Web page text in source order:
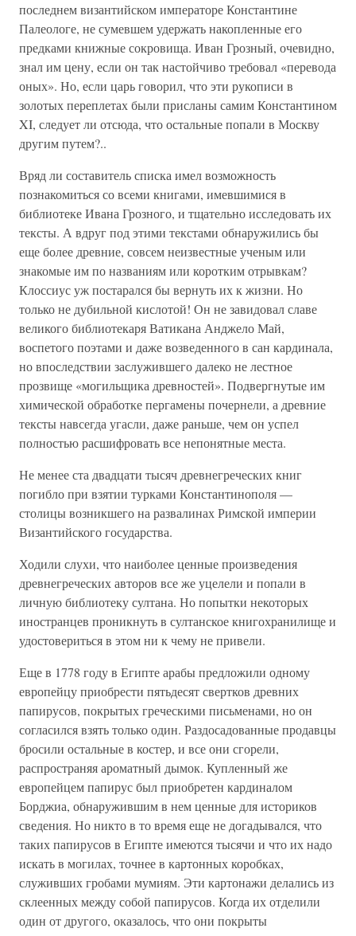
последнем византийском императоре Константине
Палеологе, не сумевшем удержать накопленные его
предками книжные сокровища. Иван Грозный, очевидно,
знал им цену, если он так настойчиво требовал «перевода
оных». Но, если царь говорил, что эти рукописи в
золотых переплетах были присланы самим Константином
XI, следует ли отсюда, что остальные попали в Москву
другим путем?..
Вряд ли составитель списка имел возможность
познакомиться со всеми книгами, имевшимися в
библиотеке Ивана Грозного, и тщательно исследовать их
тексты. А вдруг под этими текстами обнаружились бы
еще более древние, совсем неизвестные ученым или
знакомые им по названиям или коротким отрывкам?
Клоссиус уж постарался бы вернуть их к жизни. Но
только не дубильной кислотой! Он не завидовал славе
великого библиотекаря Ватикана Анджело Май,
воспетого поэтами и даже возведенного в сан кардинала,
но впоследствии заслужившего далеко не лестное
прозвище «могильщика древностей». Подвергнутые им
химической обработке пергамены почернели, а древние
тексты навсегда угасли, даже раньше, чем он успел
полностью расшифровать все непонятные места.
Не менее ста двадцати тысяч древнегреческих книг
погибло при взятии турками Константинополя —
столицы возникшего на развалинах Римской империи
Византийского государства.
Ходили слухи, что наиболее ценные произведения
древнегреческих авторов все же уцелели и попали в
личную библиотеку султана. Но попытки некоторых
иностранцев проникнуть в султанское книгохранилище и
удостовериться в этом ни к чему не привели.
Еще в 1778 году в Египте арабы предложили одному
европейцу приобрести пятьдесят свертков древних
папирусов, покрытых греческими письменами, но он
согласился взять только один. Раздосадованные продавцы
бросили остальные в костер, и все они сгорели,
распространяя ароматный дымок. Купленный же
европейцем папирус был приобретен кардиналом
Борджиа, обнаружившим в нем ценные для историков
сведения. Но никто в то время еще не догадывался, что
таких папирусов в Египте имеются тысячи и что их надо
искать в могилах, точнее в картонных коробках,
служивших гробами мумиям. Эти картонажи делались из
склеенных между собой папирусов. Когда их отделили
один от другого, оказалось, что они покрыты